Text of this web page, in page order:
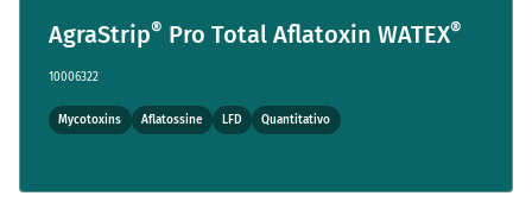
AgraStrip® Pro Total Aflatoxin WATEX®
10006322
Mycotoxins Aflatossine LFD Quantitativo